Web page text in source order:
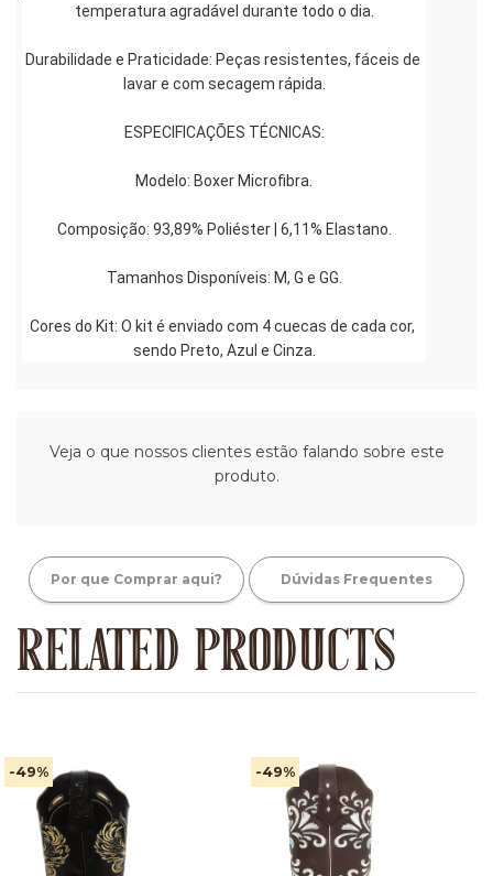
temperatura agradável durante todo o dia.
Durabilidade e Praticidade: Peças resistentes, fáceis de
lavar e com secagem rápida.
ESPECIFICAÇÕES TÉCNICAS:
Modelo: Boxer Microfibra.
Composição: 93,89% Poliéster | 6,11% Elastano.
Tamanhos Disponíveis: M, G e GG.
Cores do Kit: O kit é enviado com 4 cuecas de cada cor,
sendo Preto, Azul e Cinza.
Veja o que nossos clientes estão falando sobre este
produto.
Por que Comprar aqui? Dúvidas Frequentes
RELATED PRODUCTS
-49% -49%